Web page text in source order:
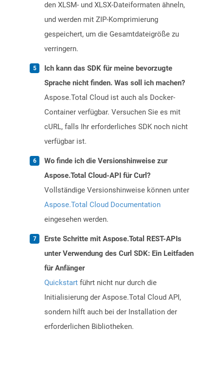
den XLSM- und XLSX-Dateiformaten ähneln,
und werden mit ZIP-Komprimierung
gespeichert, um die Gesamtdateigröße zu
verringern.
Ich kann das SDK für meine bevorzugte
Sprache nicht finden. Was soll ich machen?
Aspose.Total Cloud ist auch als Docker-
Container verfügbar. Versuchen Sie es mit
cURL, falls Ihr erforderliches SDK noch nicht
verfügbar ist.
Wo finde ich die Versionshinweise zur
Aspose.Total Cloud-API für Curl?
Vollständige Versionshinweise können unter
Aspose.Total Cloud Documentation
eingesehen werden.
Erste Schritte mit Aspose.Total REST-APIs
unter Verwendung des Curl SDK: Ein Leitfaden
für Anfänger
Quickstart führt nicht nur durch die
Initialisierung der Aspose.Total Cloud API,
sondern hilft auch bei der Installation der
erforderlichen Bibliotheken.